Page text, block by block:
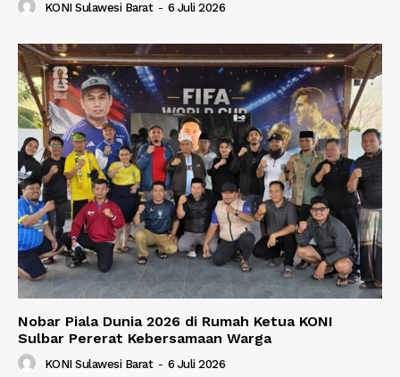
KONI Sulawesi Barat - 6 Juli 2026
Nobar Piala Dunia 2026 di Rumah Ketua KONI
Sulbar Pererat Kebersamaan Warga
KONI Sulawesi Barat - 6 Juli 2026